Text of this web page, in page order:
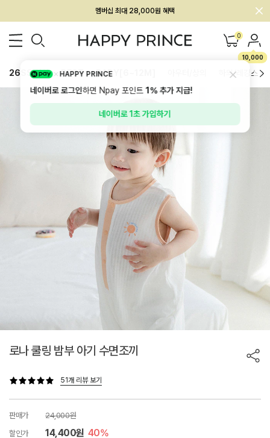
멤버십 최대 28,000원 혜택
0
10,000
26SS 신상 BEST BABY[6~12M] 하의/레깅스
로나 쿨링 밤부 아기 수면조끼
51개 리뷰 보기
판매가
24,000원
할인가
14,400원 40%
HAPPY PRINCE
네이버로 로그인하면 Npay 포인트1%추가 지급!
네이버로 1초 가입하기